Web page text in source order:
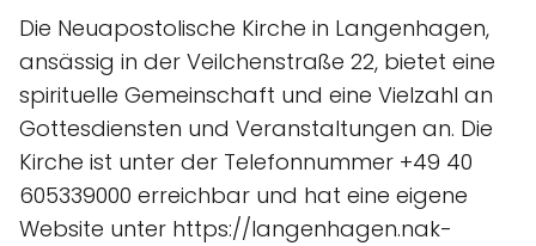
Die Neuapostolische Kirche in Langenhagen,
ansässig in der Veilchenstraße 22, bietet eine
spirituelle Gemeinschaft und eine Vielzahl an
Gottesdiensten und Veranstaltungen an. Die
Kirche ist unter der Telefonnummer +49 40
605339000 erreichbar und hat eine eigene
Website unter https://langenhagen.nak-